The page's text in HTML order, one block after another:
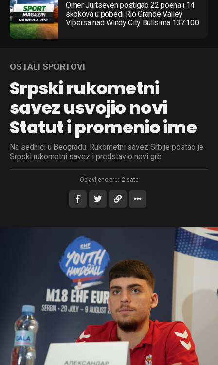
Omer Jurtseven postigao 22 poena i 14
skokova u pobedi Rio Grande Valley
Vipersa nad Windy City Bullsima 137:100
OSTALI SPORTOVI
Srpski rukometni
savez usvojio novi
Statut i promenio ime
Na sednici u Beogradu, Rukometni savez Srbije postao je
Srpski rukometni savez i predstavio novi grb
Objavljeno pre: 2 sata